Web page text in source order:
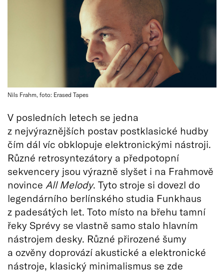
Nils Frahm, foto: Erased Tapes
V posledních letech se jedna
z nejvýraznějších postav postklasické hudby
čím dál víc obklopuje elektronickými nástroji.
Různé retrosyntezátory a předpotopní
sekvencery jsou výrazně slyšet i na Frahmově
novince All Melody. Tyto stroje si dovezl do
legendárního berlínského studia Funkhaus
z padesátých let. Toto místo na břehu tamní
řeky Sprévy se vlastně samo stalo hlavním
nástrojem desky. Různé přirozené šumy
a ozvěny doprovází akustické a elektronické
nástroje, klasický minimalismus se zde